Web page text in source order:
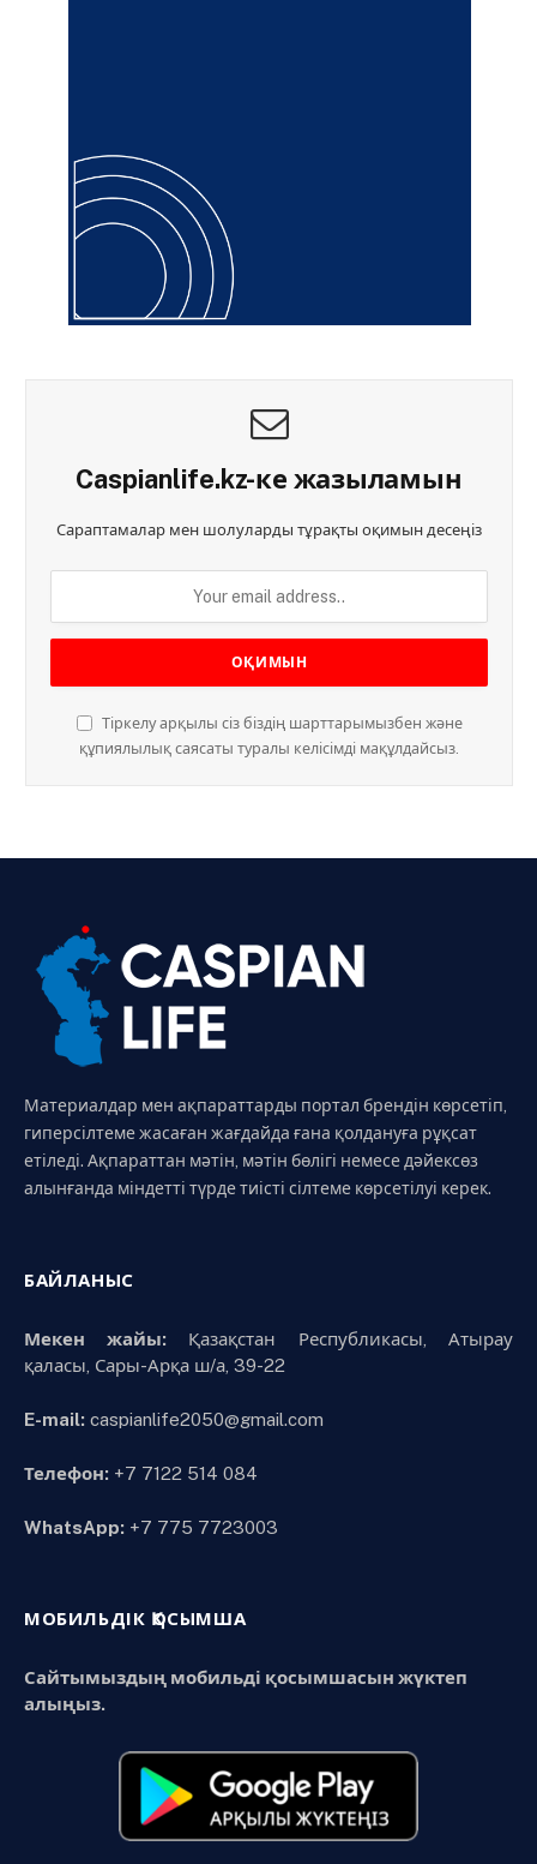
Caspianlife.kz-ке жазыламын
Сараптамалар мен шолуларды тұрақты оқимын десеңіз
Тіркелу арқылы сіз біздің шарттарымызбен және
құпиялылық саясаты туралы келісімді мақұлдайсыз.
Материалдар мен ақпараттарды портал брендін көрсетіп,
гиперсілтеме жасаған жағдайда ғана қолдануға рұқсат
етіледі. Ақпараттан мәтін, мәтін бөлігі немесе дәйексөз
алынғанда міндетті түрде тиісті сілтеме көрсетілуі керек.
БАЙЛАНЫС
Мекен жайы:Қазақстан Республикасы, Атырау
қаласы, Сары-Арқа ш/а, 39-22
E-mail: caspianlife2050@gmail.com
Телефон: +7 7122 514 084
WhatsApp: +7 775 7723003
МОБИЛЬДІК ҚОСЫМША
Сайтымыздың мобильді қосымшасын жүктеп
алыңыз.